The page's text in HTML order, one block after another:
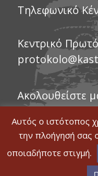
Τηλεφωνικό
Κεντρικό
Ακολουθείστε
© COPYRIGHT ΔΗΜΟΣ
WEB DEVELOPMENT BY
GRAPHICS DESIGN
Αυτός ο ιστότοπος
την πλοήγησή σας
οποιαδήποτε στιγμή.